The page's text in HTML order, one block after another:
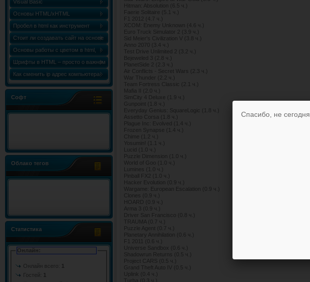
World)»
Visual Basic
Основы HTML/xHTML
Пробел в html как инструмент
форматирования
Стоит ли создавать сайт на основе
html шаблона?
Основы работы с цветом в html,
таблица и коды цветов
Шрифты в HTML – просто о важном
Как сменить ip адрес компьютера
Windows 7
Софт
Облако тегов
Статистика
Онлайн:
Онлайн всего: 1
Гостей: 1
Hitman: Absolution (6.5 ч.)
Faerie Solitaire (5.1 ч.)
F1 2012 (4.7 ч.)
XCOM: Enemy Unknown (4.6 ч.)
Euro Truck Simulator 2 (3.9 ч.)
Sid Meier's Civilization V (3.8 ч.)
Anno 2070 (3.4 ч.)
Test Drive Unlimited 2 (3.2 ч.)
Bejeweled 3 (2.8 ч.)
PlanetSide 2 (2.3 ч.)
Air Conflicts - Secret Wars (2.3 ч.)
War Thunder (2.2 ч.)
Team Fortress Classic (2.1 ч.)
Mafia II (2.0 ч.)
SimCity 4 Deluxe (1.9 ч.)
Gunpoint (1.8 ч.)
Everyday Genius: SquareLogic (1.8 ч.)
Assetto Corsa (1.8 ч.)
Plague Inc: Evolved (1.4 ч.)
Frozen Synapse (1.4 ч.)
Chime (1.2 ч.)
Yosumin! (1.1 ч.)
Lucid (1.0 ч.)
Puzzle Dimension (1.0 ч.)
World of Goo (1.0 ч.)
Lumines (1.0 ч.)
Pinball FX2 (1.0 ч.)
Hacker Evolution (0.9 ч.)
Wargame: European Escalation (0.9 ч.)
Clones (0.9 ч.)
HOARD (0.9 ч.)
Arma 3 (0.9 ч.)
Driver San Francisco (0.8 ч.)
TRAUMA (0.7 ч.)
Puzzle Agent (0.7 ч.)
Planetary Annihilation (0.6 ч.)
F1 2011 (0.6 ч.)
Universe Sandbox (0.6 ч.)
Shadowrun Returns (0.5 ч.)
Project CARS (0.5 ч.)
Grand Theft Auto IV (0.5 ч.)
Uplink (0.4 ч.)
Turba (0.3 ч.)
Спасибо, не сегодня.